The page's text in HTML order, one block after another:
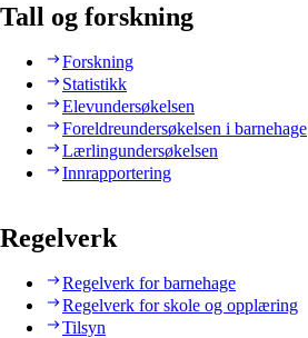
Tall og forskning
Forskning
Statistikk
Elevundersøkelsen
Foreldreundersøkelsen i barnehage
Lærlingundersøkelsen
Innrapportering
Regelverk
Regelverk for barnehage
Regelverk for skole og opplæring
Tilsyn